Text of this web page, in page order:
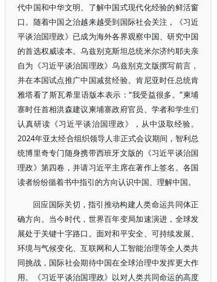
代中国和中华文明、了解中国式现代化经验的鲜活窗
口。随着中国之治越来越受到国际社会关注，《习近
平谈治国理政》已成为海外各界观察中国、研究中国
的首选权威读本。乌兹别克斯坦总统米尔济约耶夫亲
自为《习近平谈治国理政》乌兹别克文版撰写前言，
并在本国试点推广中国减贫经验。肯尼亚时任总统肯
雅塔看了斯瓦希里语版本表示：“我受益很多。”柬埔
寨时任首相洪森建议柬埔寨政府官员、学者和学生们
认真研读《习近平谈治国理政》，从中汲取经验。
2024年亚太经合组织领导人非正式会议期间，智利总
统博里奇专门随身携带西班牙文版的《习近平谈治国
理政》第四卷，并请习近平主席在著作上签名。各国
读者纷纷循着书中指引的方向认识中国、理解中国。
回应国际关切，指引推动构建人类命运共同体正
确方向。当今时代，世界百年变局加速演进，全球发
展处于关键十字路口。面对和平安全、可持续发展、
环境与气候变化、互联网和人工智能治理等全人类共
同挑战，国际社会期待中国在全球治理中发挥更大作
用。《习近平谈治国理政》以对人类共同命运的高度